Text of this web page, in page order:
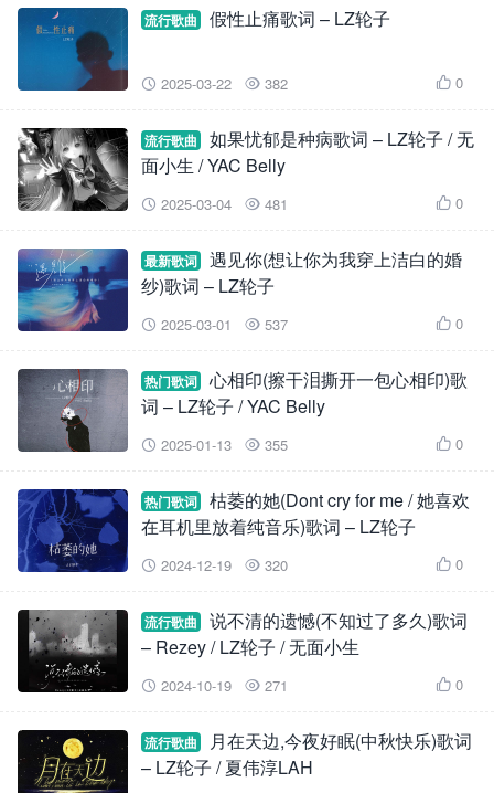
流行歌曲 假性止痛歌词 – LZ轮子
 2025-03-22  382  0
流行歌曲
如果忧郁是种病歌词 – LZ轮子 / 无
面小生 / YAC Belly
 2025-03-04  481  0
最新歌词
遇见你(想让你为我穿上洁白的婚
纱)歌词 – LZ轮子
 2025-03-01  537  0
热门歌词
心相印(擦干泪撕开一包心相印)歌
词 – LZ轮子 / YAC Belly
 2025-01-13  355  0
热门歌词
枯萎的她(Dont cry for me / 她喜欢
在耳机里放着纯音乐)歌词 – LZ轮子
 2024-12-19  320  0
流行歌曲
说不清的遗憾(不知过了多久)歌词
– Rezey / LZ轮子 / 无面小生
 2024-10-19  271  0
流行歌曲
月在天边,今夜好眠(中秋快乐)歌词
– LZ轮子 / 夏伟淳LAH